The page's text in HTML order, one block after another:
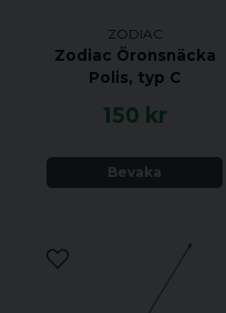
ZODIAC
Zodiac Öronsnäcka
Polis, typ C
150 kr
Bevaka